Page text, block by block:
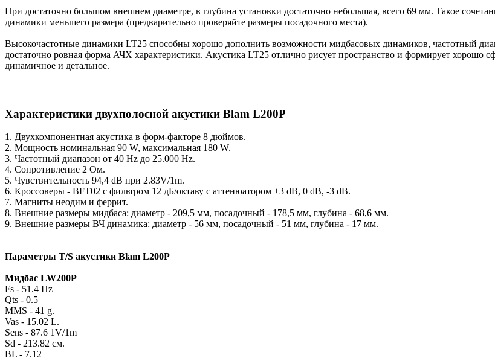
При достаточно большом внешнем диаметре, в глубина установки достаточно небольшая, всего 69 мм. Такое
динамики меньшего размера (предварительно проверяйте размеры посадочного места).
Высокочастотные динамики LT25 способны хорошо дополнить возможности мидбасовых динамиков, частотный
достаточно ровная форма АЧХ характеристики. Акустика LT25 отлично рисует пространство и формирует хорошо
динамичное и детальное.
Характеристики двухполосной акустики Blam L200P
1. Двухкомпонентная акустика в форм-факторе 8 дюймов.
2. Мощность номинальная 90 W, максимальная 180 W.
3. Частотный диапазон от 40 Hz до 25.000 Hz.
4. Сопротивление 2 Ом.
5. Чувствительность 94,4 dB при 2.83V/1m.
6. Кроссоверы - BFT02 с фильтром 12 дБ/октаву с аттенюатором +3 dB, 0 dB, -3 dB.
7. Магниты неодим и феррит.
8. Внешние размеры мидбаса: диаметр - 209,5 мм, посадочный - 178,5 мм, глубина - 68,6 мм.
9. Внешние размеры ВЧ динамика: диаметр - 56 мм, посадочный - 51 мм, глубина - 17 мм.
Параметры T/S акустики Blam L200P
Мидбас LW200P
Fs - 51.4 Hz
Qts - 0.5
MMS - 41 g.
Vas - 15.02 L.
Sens - 87.6 1V/1m
Sd - 213.82 см.
BL - 7.12